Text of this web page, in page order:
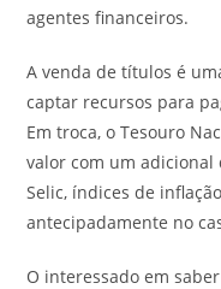
agentes financeiros.
A venda de títulos é
captar recursos para
Em troca, o Tesouro
valor com um adicional
Selic, índices de
antecipadamente no
O interessado em